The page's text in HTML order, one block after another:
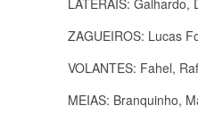
LATERAIS: Galhardo,
ZAGUEIROS: Lucas
VOLANTES: Fahel,
MEIAS: Branquinho,